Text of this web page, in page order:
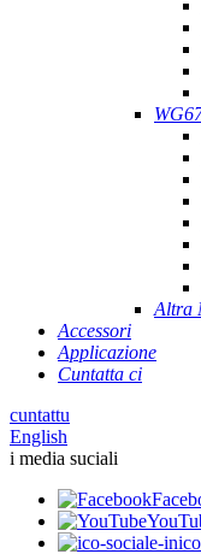
Altra
Accessori
Applicazione
Cuntatta ci
cuntattu
English
i media suciali